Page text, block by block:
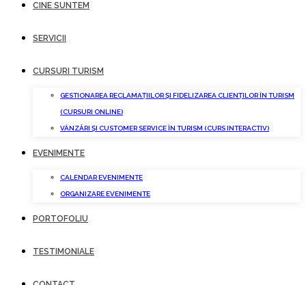
CINE SUNTEM
SERVICII
CURSURI TURISM
GESTIONAREA RECLAMAȚIILOR ȘI FIDELIZAREA CLIENȚILOR ÎN TURISM
(CURSURI ONLINE)
VÂNZĂRI ȘI CUSTOMER SERVICE ÎN TURISM (CURS INTERACTIV)
EVENIMENTE
CALENDAR EVENIMENTE
ORGANIZARE EVENIMENTE
PORTOFOLIU
TESTIMONIALE